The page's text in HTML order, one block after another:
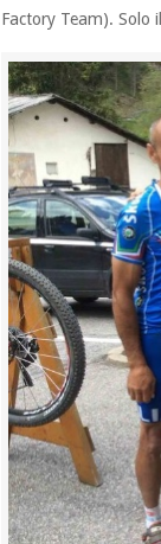
Factory Team). Solo